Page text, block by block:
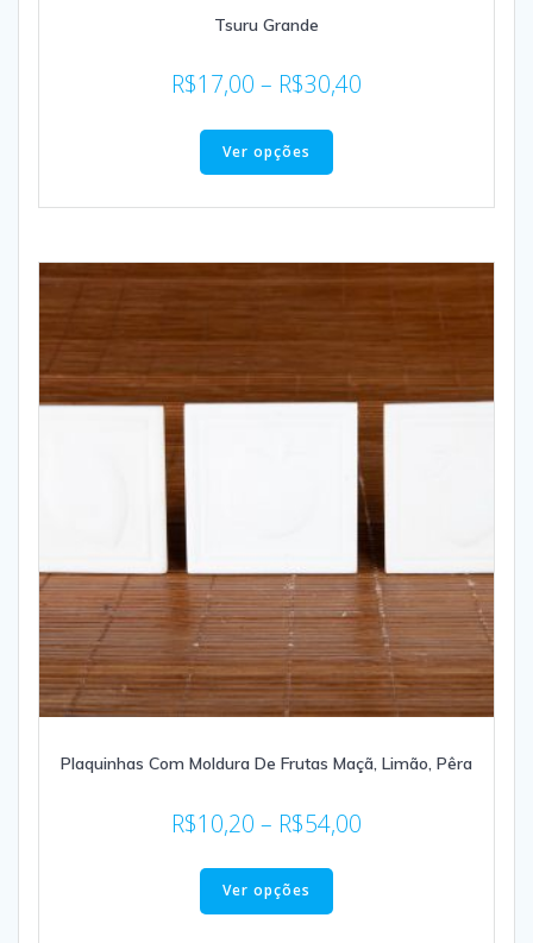
Tsuru Grande
R$17,00 – R$30,40
Ver opções
Plaquinhas Com Moldura De Frutas Maçã, Limão, Pêra
R$10,20 – R$54,00
Ver opções